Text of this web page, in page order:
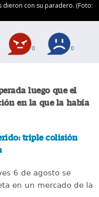
dieron con su paradero. (Foto:
0 0
luego que el
en la que la había
triple colisión
6 de agosto se
en un mercado de la